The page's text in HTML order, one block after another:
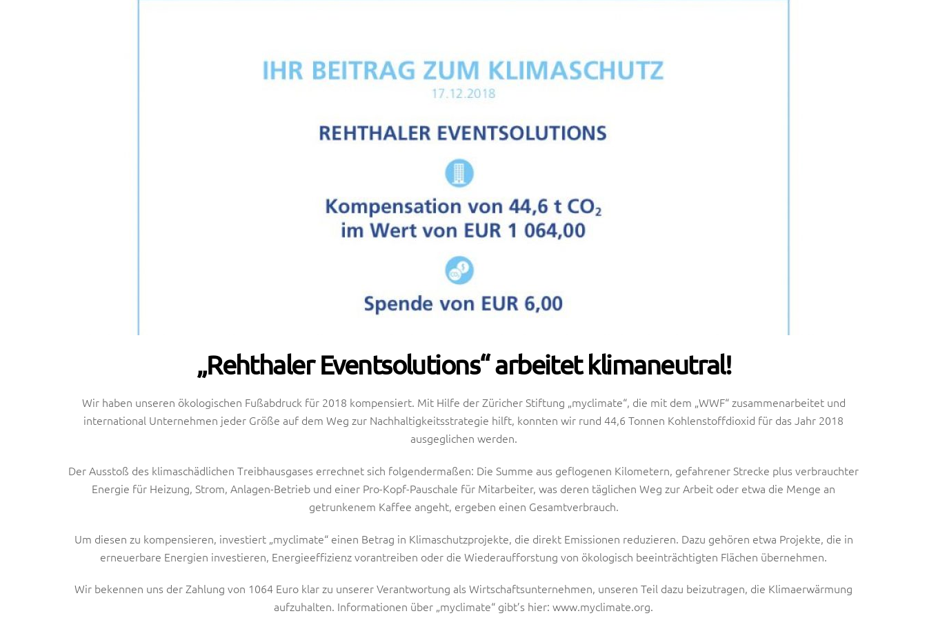
„Rehthaler Eventsolutions“ arbeitet klimaneutral!
Wir haben unseren ökologischen Fußabdruck für 2018 kompensiert. Mit Hilfe der Züricher Stiftung „myclimate“, die mit dem „WWF“ zusammenarbeitet und
international Unternehmen jeder Größe auf dem Weg zur Nachhaltigkeitsstrategie hilft, konnten wir rund 44,6 Tonnen Kohlenstoffdioxid für das Jahr 2018
ausgeglichen werden.
Der Ausstoß des klimaschädlichen Treibhausgases errechnet sich folgendermaßen: Die Summe aus geflogenen Kilometern, gefahrener Strecke plus verbrauchter
Energie für Heizung, Strom, Anlagen-Betrieb und einer Pro-Kopf-Pauschale für Mitarbeiter, was deren täglichen Weg zur Arbeit oder etwa die Menge an
getrunkenem Kaffee angeht, ergeben einen Gesamtverbrauch.
Um diesen zu kompensieren, investiert „myclimate“ einen Betrag in Klimaschutzprojekte, die direkt Emissionen reduzieren. Dazu gehören etwa Projekte, die in
erneuerbare Energien investieren, Energieeffizienz vorantreiben oder die Wiederaufforstung von ökologisch beeinträchtigten Flächen übernehmen.
Wir bekennen uns der Zahlung von 1064 Euro klar zu unserer Verantwortung als Wirtschaftsunternehmen, unseren Teil dazu beizutragen, die Klimaerwärmung
aufzuhalten. Informationen über „myclimate“ gibt’s hier: www.myclimate.org.